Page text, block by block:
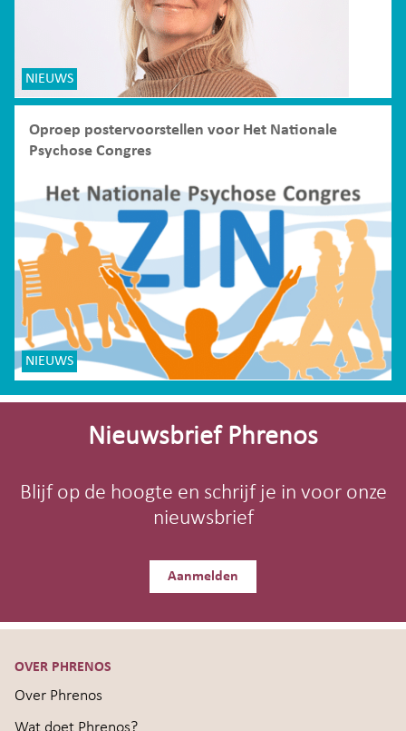
NIEUWS
Oproep postervoorstellen voor Het Nationale
Psychose Congres
NIEUWS
Site-
Nieuwsbrief Phrenos
Blijf op de hoogte en schrijf je in voor onze
nieuwsbrief
Aanmelden
OVER PHRENOS
Over Phrenos